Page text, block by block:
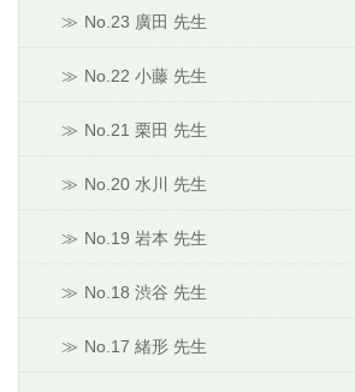
No.23 廣田 先生
No.22 小藤 先生
No.21 栗田 先生
No.20 水川 先生
No.19 岩本 先生
No.18 渋谷 先生
No.17 緒形 先生